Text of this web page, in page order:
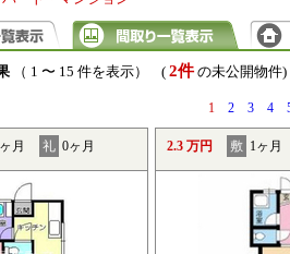
（ 1 〜 15 件を表示） ( 2件の未公開物件)
1 2 3 4
月 礼 0ヶ月 2.3 万円 敷 1ヶ月